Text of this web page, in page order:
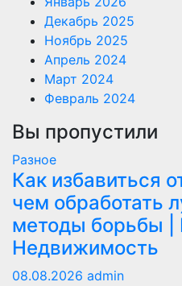
Декабрь 2025
Ноябрь 2025
Апрель 2024
Март 2024
Февраль 2024
Вы пропустили
Разное
Как избавиться
чем обработать
методы борьбы |
Недвижимость
08.08.2026 admin